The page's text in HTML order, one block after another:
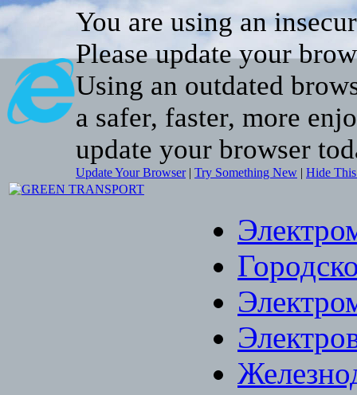
You are using an
Please update your
Using an outdated
a safer, faster, more
update your browser
Update Your Browser| Try Something New | Hide